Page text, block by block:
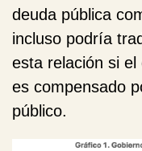
deuda pública
incluso podría
esta relación si
es compensado
público.